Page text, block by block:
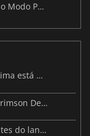
A atualização da Nintendo Switch 2 traz o Modo Portátil aos jogos mais antigos da Switch
GTA VI: Para além dos atrasos, a obra-prima está quase a chegar
Pearl Abyss revela imagens de jogo de Crimson Desert para a PS5
A controvérsia atinge Crimson Desert antes do lançamento